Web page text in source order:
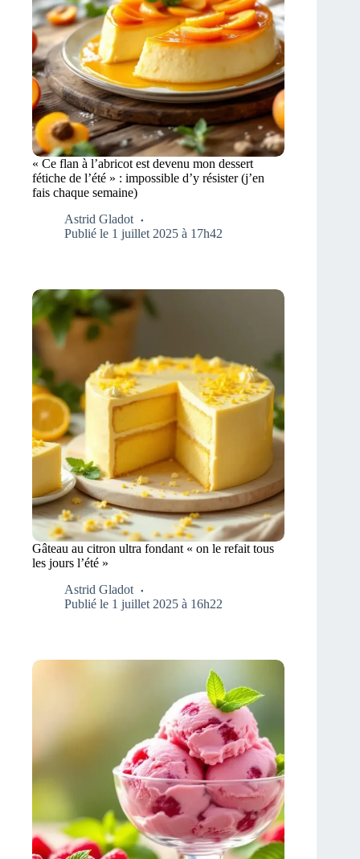
« Ce flan à l’abricot est devenu mon dessert
fétiche de l’été » : impossible d’y résister (j’en
fais chaque semaine)
Astrid Gladot
Publié le 1 juillet 2025 à 17h42
Gâteau au citron ultra fondant « on le refait tous
les jours l’été »
Astrid Gladot
Publié le 1 juillet 2025 à 16h22